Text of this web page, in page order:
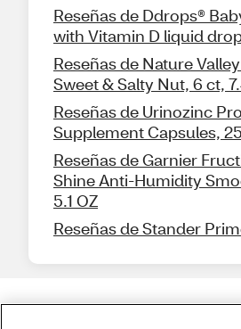
Reseñas de Ddrops®
with Vitamin D liquid
Reseñas de Nature
Sweet & Salty Nut, 6 ct,
Reseñas de Urinozinc
Supplement Capsules,
Reseñas de Garnier
Shine Anti-Humidity
5.1 OZ
Reseñas de Stander